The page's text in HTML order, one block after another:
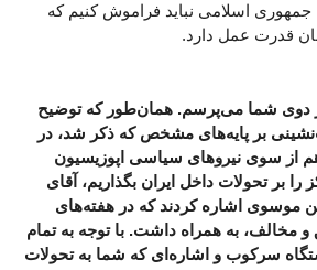
جمهوری اسلامی نباید فراموش کنیم که
قدرت عمل دارد.
دوی شما می‌پرسم. همان‌طور که توضیح
بر پایه‌های مشخص که ذکر شد، در
از سوی نیروهای سیاسی اپوزیسیون
بر تحولات داخل ایران بگذاریم، آقای
موسوی اشاره کردند که در هفته‌های
مخالف، به همراه داشت. با توجه به تمام
سرکوب و اشاره‌ای که شما به تحولات